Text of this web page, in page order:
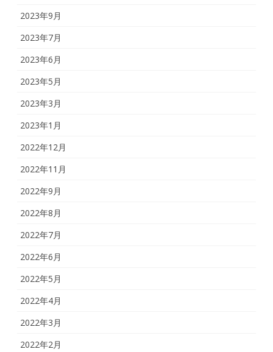
2023年9月
2023年7月
2023年6月
2023年5月
2023年3月
2023年1月
2022年12月
2022年11月
2022年9月
2022年8月
2022年7月
2022年6月
2022年5月
2022年4月
2022年3月
2022年2月